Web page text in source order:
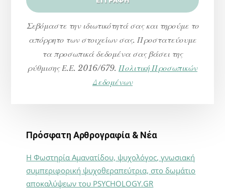
Σεβόμαστε την ιδιωτικότητά σας και τηρούμε το
απόρρητο των στοιχείων σας. Προστατεύουμε
τα προσωπικά δεδομένα σας βάσει της
ρύθμισης Ε.Ε. 2016/679. Πολιτική Προσωπικών
Δεδομένων
Πρόσφατη Αρθρογραφία & Νέα
Η Φωστηρία Αμανατίδου, ψυχολόγος, γνωσιακή
συμπεριφορική ψυχοθεραπεύτρια, στο δωμάτιο
αποκαλύψεων του PSYCHOLOGY.GR